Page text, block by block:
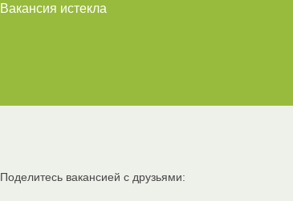
Вакансия истекла
Поделитесь вакансией с друзьями: